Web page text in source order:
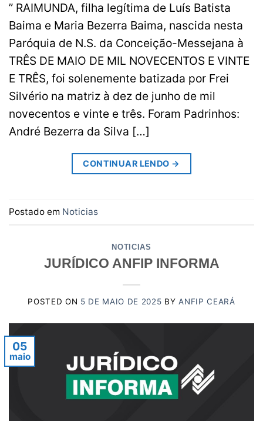
” RAIMUNDA, filha legítima de Luís Batista
Baima e Maria Bezerra Baima, nascida nesta
Paróquia de N.S. da Conceição-Messejana à
TRÊS DE MAIO DE MIL NOVECENTOS E VINTE
E TRÊS, foi solenemente batizada por Frei
Silvério na matriz à dez de junho de mil
novecentos e vinte e três. Foram Padrinhos:
André Bezerra da Silva […]
CONTINUAR LENDO →
Postado em Noticias
NOTICIAS
JURÍDICO ANFIP INFORMA
POSTED ON 5 DE MAIO DE 2025 BYANFIP CEARÁ
05
maio